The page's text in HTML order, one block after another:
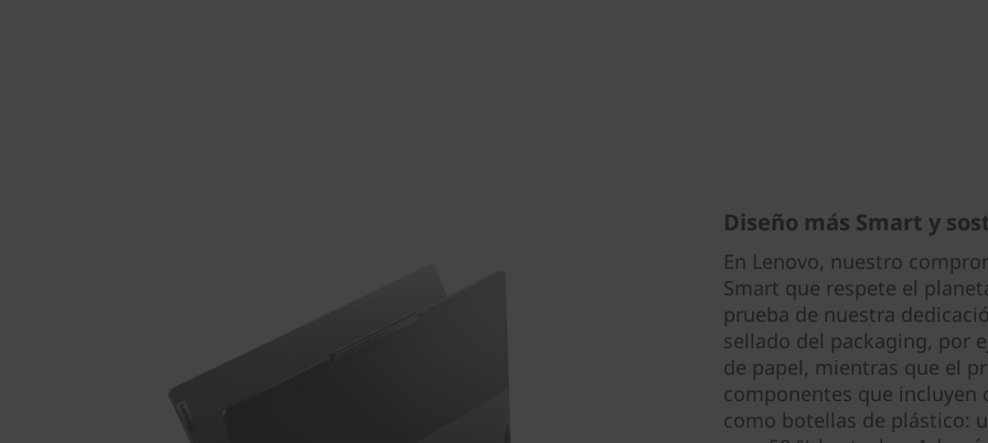
Diseño más Smart y
En Lenovo, nuestro
Smart que respete el
prueba de nuestra
sellado del packaging, por
de papel, mientras que el
componentes que incluyen
como botellas de plástico: